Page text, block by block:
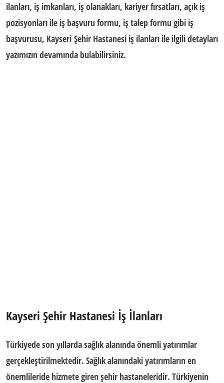
ilanları, iş imkanları, iş olanakları, kariyer fırsatları, açık iş
pozisyonları ile iş başvuru formu, iş talep formu gibi iş
başvurusu, Kayseri Şehir Hastanesi iş ilanları ile ilgili detayları
yazımızın devamında bulabilirsiniz.
Kayseri Şehir Hastanesi İş İlanları
Türkiyede son yıllarda sağlık alanında önemli yatırımlar
gerçekleştirilmektedir. Sağlık alanındaki yatırımların en
önemlileride hizmete giren şehir hastaneleridir. Türkiyenin